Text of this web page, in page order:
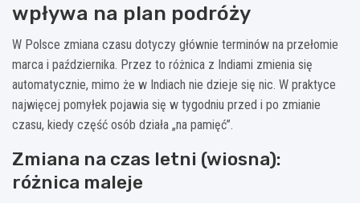
wpływa na plan podróży
W Polsce zmiana czasu dotyczy głównie terminów na przełomie
marca i października. Przez to różnica z Indiami zmienia się
automatycznie, mimo że w Indiach nie dzieje się nic. W praktyce
najwięcej pomyłek pojawia się w tygodniu przed i po zmianie
czasu, kiedy część osób działa „na pamięć”.
Zmiana na czas letni (wiosna):
różnica maleje